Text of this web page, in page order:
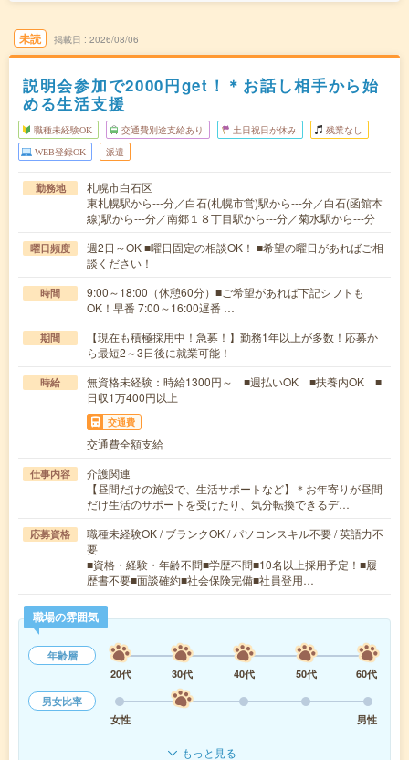
未読 掲載日 2026/08/06
説明会参加で2000円get！＊お話し相手から始
める生活支援
職種未経験OK 交通費別途支給あり 土日祝日が休み 残業なし
WEB登録OK 派遣
勤務地
札幌市白石区
東札幌駅から---分／白石(札幌市営)駅から---分／白石(函館本
線)駅から---分／南郷１８丁目駅から---分／菊水駅から---分
曜日頻度
週2日～OK ■曜日固定の相談OK！ ■希望の曜日があればご相
談ください！
時間
9:00～18:00（休憩60分）■ご希望があれば下記シフトも
OK！早番 7:00～16:00遅番 …
期間
【現在も積極採用中！急募！】勤務1年以上が多数！応募か
ら最短2～3日後に就業可能！
時給
無資格未経験：時給1300円～ ■週払いOK ■扶養内OK ■
日収1万400円以上
交通費
交通費全額支給
仕事内容
介護関連
【昼間だけの施設で、生活サポートなど】＊お年寄りが昼間
だけ生活のサポートを受けたり、気分転換できるデ…
応募資格
職種未経験OK / ブランクOK / パソコンスキル不要 / 英語力不
要
■資格・経験・年齢不問■学歴不問■10名以上採用予定！■履
歴書不要■面談確約■社会保険完備■社員登用…
職場の雰囲気
年齢層
20代
30代 40代 50代
60代
男女比率
女性
男性
もっと見る